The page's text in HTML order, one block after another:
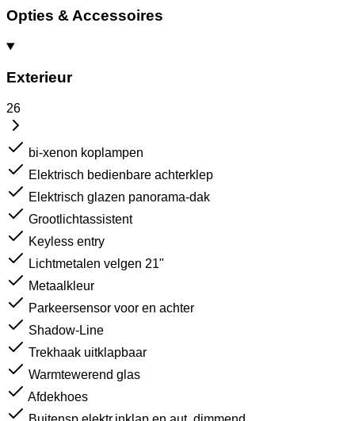
Opties & Accessoires
Exterieur
26
bi-xenon koplampen
Elektrisch bedienbare achterklep
Elektrisch glazen panorama-dak
Grootlichtassistent
Keyless entry
Lichtmetalen velgen 21"
Metaalkleur
Parkeersensor voor en achter
Shadow-Line
Trekhaak uitklapbaar
Warmtewerend glas
Afdekhoes